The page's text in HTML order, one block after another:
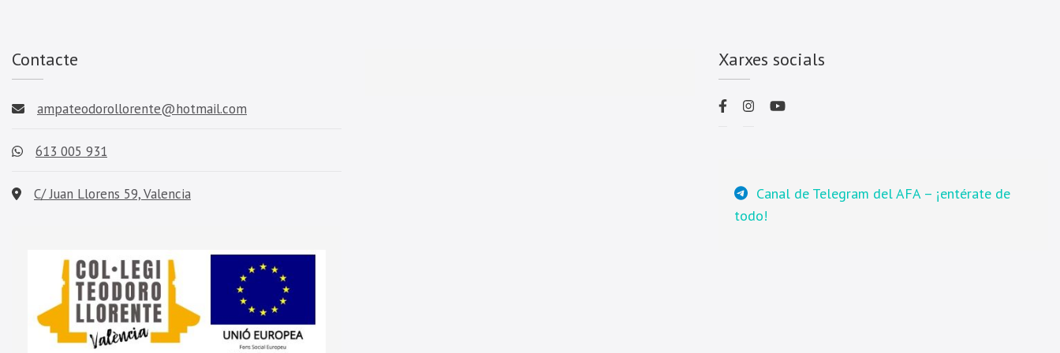
Contacte
ampateodorollorente@hotmail.com
613 005 931
C/ Juan Llorens 59, Valencia
Xarxes socials
Canal de Telegram del AFA – ¡entérate de
todo!